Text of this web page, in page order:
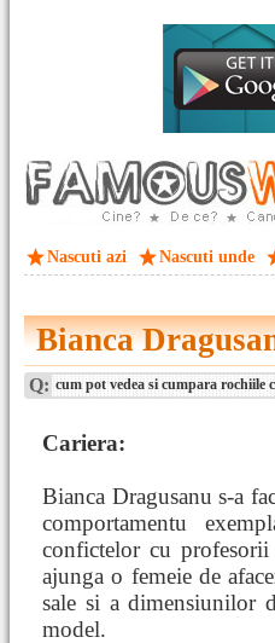
Nascuti azi Nascuti unde
Bianca
Q: cum pot vedea si cumpara rochiile
Cariera:
Bianca Dragusanu s-a
comportamentu
confictelor cu
ajunga o femeie de
sale si a dimensiunilor
model.